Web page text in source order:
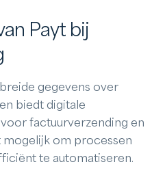
Payt bij
gegevens over
biedt digitale
factuurverzending en
om processen
te automatiseren.